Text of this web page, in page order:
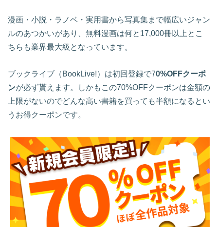
漫画・小説・ラノベ・実用書から写真集まで幅広いジャン
ルのあつかいがあり、無料漫画は何と17,000冊以上とこ
ちらも業界最大級となっています。
ブックライブ（BookLive!）は初回登録で70%OFFクーポ
ンが必ず貰えます。しかもこの70%OFFクーポンは金額の
上限がないのでどんな高い書籍を買っても半額になるとい
うお得クーポンです。